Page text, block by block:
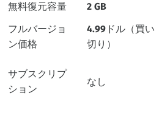
無料復元容量 2 GB
フルバージョ
ン価格
4.99ドル（買い
切り）
サブスクリプ
ション
なし